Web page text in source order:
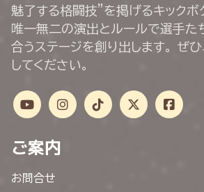
魅了する格闘技”を掲げるキックボク
唯一無二の演出とルールで選手た
合うステージを創り出します。 ぜ
してください。
ご案内
お問合せ